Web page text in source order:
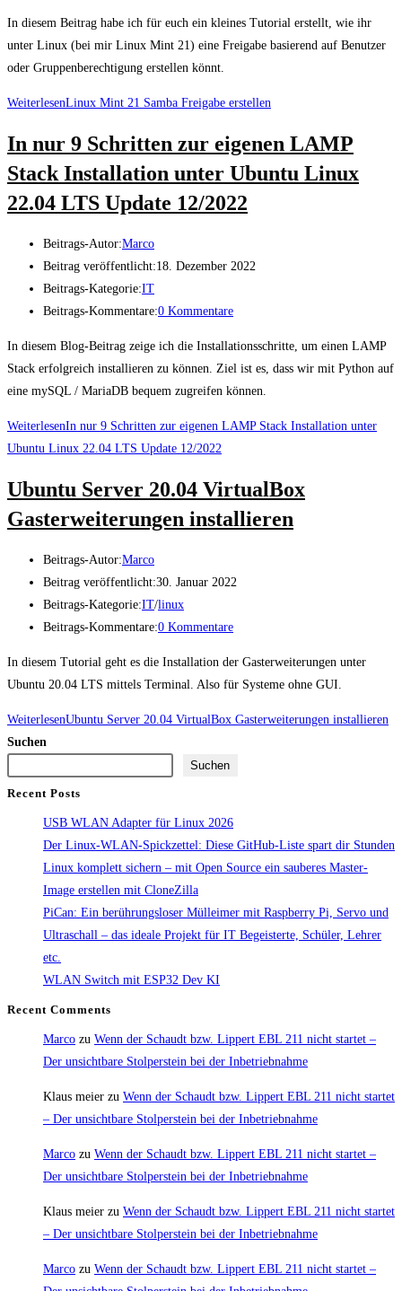
In diesem Beitrag habe ich für euch ein kleines Tutorial erstellt, wie ihr
unter Linux (bei mir Linux Mint 21) eine Freigabe basierend auf Benutzer
oder Gruppenberechtigung erstellen könnt.
WeiterlesenLinux Mint 21 Samba Freigabe erstellen
In nur 9 Schritten zur eigenen LAMP
Stack Installation unter Ubuntu Linux
22.04 LTS Update 12/2022
Beitrags-Autor:Marco
Beitrag veröffentlicht:18. Dezember 2022
Beitrags-Kategorie:IT
Beitrags-Kommentare:0 Kommentare
In diesem Blog-Beitrag zeige ich die Installationsschritte, um einen LAMP
Stack erfolgreich installieren zu können. Ziel ist es, dass wir mit Python auf
eine mySQL / MariaDB bequem zugreifen können.
WeiterlesenIn nur 9 Schritten zur eigenen LAMP Stack Installation unter
Ubuntu Linux 22.04 LTS Update 12/2022
Ubuntu Server 20.04 VirtualBox
Gasterweiterungen installieren
Beitrags-Autor:Marco
Beitrag veröffentlicht:30. Januar 2022
Beitrags-Kategorie:IT/linux
Beitrags-Kommentare:0 Kommentare
In diesem Tutorial geht es die Installation der Gasterweiterungen unter
Ubuntu 20.04 LTS mittels Terminal. Also für Systeme ohne GUI.
WeiterlesenUbuntu Server 20.04 VirtualBox Gasterweiterungen installieren
Suchen
Suchen
Recent Posts
USB WLAN Adapter für Linux 2026
Der Linux-WLAN-Spickzettel: Diese GitHub-Liste spart dir Stunden
Linux komplett sichern – mit Open Source ein sauberes Master-
Image erstellen mit CloneZilla
PiCan: Ein berührungsloser Mülleimer mit Raspberry Pi, Servo und
Ultraschall – das ideale Projekt für IT Begeisterte, Schüler, Lehrer
etc.
WLAN Switch mit ESP32 Dev KI
Recent Comments
Marco zu Wenn der Schaudt bzw. Lippert EBL 211 nicht startet –
Der unsichtbare Stolperstein bei der Inbetriebnahme
Klaus meier zu Wenn der Schaudt bzw. Lippert EBL 211 nicht startet
– Der unsichtbare Stolperstein bei der Inbetriebnahme
Marco zu Wenn der Schaudt bzw. Lippert EBL 211 nicht startet –
Der unsichtbare Stolperstein bei der Inbetriebnahme
Klaus meier zu Wenn der Schaudt bzw. Lippert EBL 211 nicht startet
– Der unsichtbare Stolperstein bei der Inbetriebnahme
Marco zu Wenn der Schaudt bzw. Lippert EBL 211 nicht startet –